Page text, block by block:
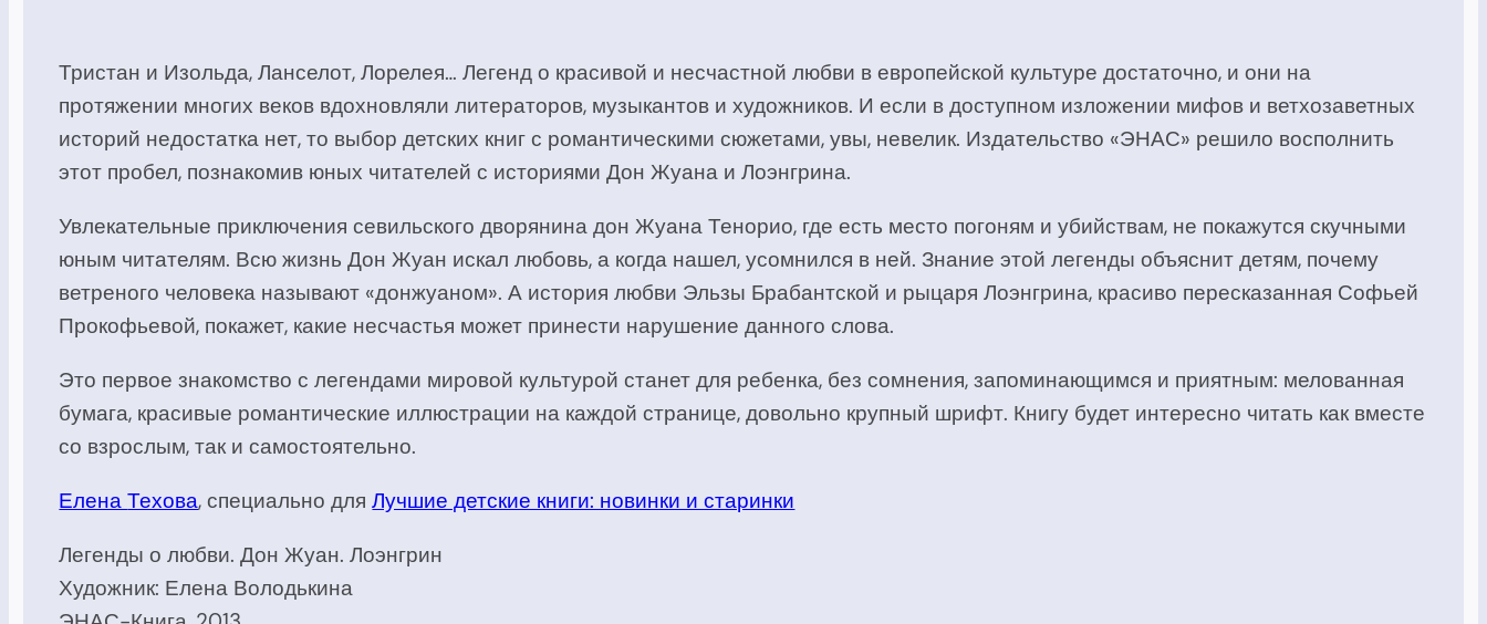
Тристан и Изольда, Ланселот, Лорелея… Легенд о красивой и несчастной любви в европейской культуре достаточно, и они на
протяжении многих веков вдохновляли литераторов, музыкантов и художников. И если в доступном изложении мифов и ветхозаветных
историй недостатка нет, то выбор детских книг с романтическими сюжетами, увы, невелик. Издательство «ЭНАС» решило восполнить
этот пробел, познакомив юных читателей с историями Дон Жуана и Лоэнгрина.
Увлекательные приключения севильского дворянина дон Жуана Тенорио, где есть место погоням и убийствам, не покажутся скучными
юным читателям. Всю жизнь Дон Жуан искал любовь, а когда нашел, усомнился в ней. Знание этой легенды объяснит детям, почему
ветреного человека называют «донжуаном». А история любви Эльзы Брабантской и рыцаря Лоэнгрина, красиво пересказанная Софьей
Прокофьевой, покажет, какие несчастья может принести нарушение данного слова.
Это первое знакомство с легендами мировой культурой станет для ребенка, без сомнения, запоминающимся и приятным: мелованная
бумага, красивые романтические иллюстрации на каждой странице, довольно крупный шрифт. Книгу будет интересно читать как вместе
со взрослым, так и самостоятельно.
ЕленаТехова, специально дляЛучшие детские книги: новинки и старинки
Легенды о любви. Дон Жуан. Лоэнгрин
Художник: Елена Володькина